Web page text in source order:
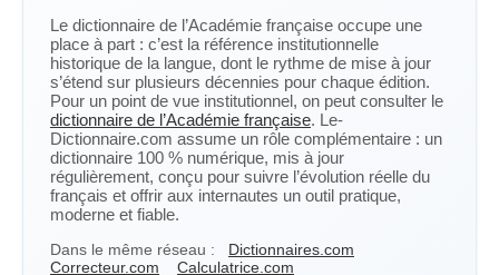
Le dictionnaire de l’Académie française occupe une
place à part : c’est la référence institutionnelle
historique de la langue, dont le rythme de mise à jour
s’étend sur plusieurs décennies pour chaque édition.
Pour un point de vue institutionnel, on peut consulter le
dictionnaire de l’Académie française. Le-
Dictionnaire.com assume un rôle complémentaire : un
dictionnaire 100 % numérique, mis à jour
régulièrement, conçu pour suivre l’évolution réelle du
français et offrir aux internautes un outil pratique,
moderne et fiable.
Dans le même réseau :
Dictionnaires.com
Correcteur.com
Calculatrice.com